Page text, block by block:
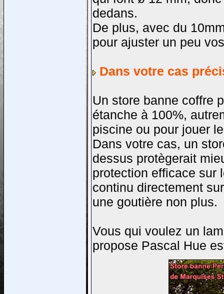
dedans.
De plus, avec du
pour ajuster un peu
Dans votre cas
Un store banne coffre
étanche à 100%,
piscine ou pour jouer
Dans votre cas, un
dessus protègerait
protection efficace sur
continu directement
une goutière non plus.
Vous qui voulez un
propose Pascal Hue